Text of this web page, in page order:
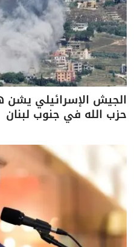
الجيش الإسرائيلي
حزب الله في جنوب لبنان